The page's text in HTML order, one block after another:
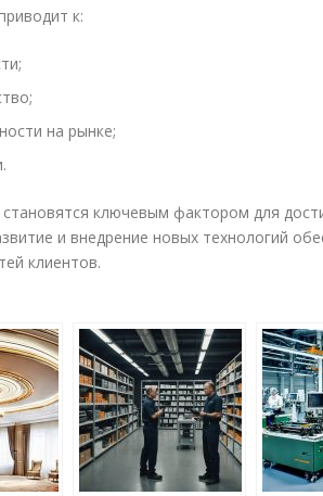
к:
на рынке;
ключевым фактором для
и внедрение новых технологий
клиентов.